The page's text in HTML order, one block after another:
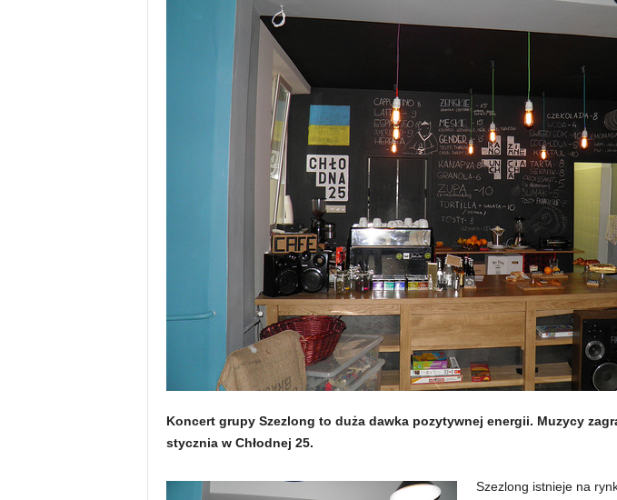
Koncert grupy Szezlong to duża dawka pozytywnej energii. Muzycy
stycznia w Chłodnej 25.
Szezlong istnieje na